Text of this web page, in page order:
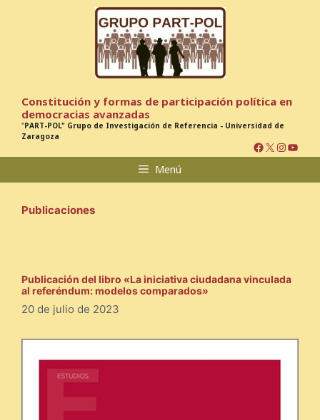
Constitución y formas de participación política en
democracias avanzadas
"PART-POL" Grupo de Investigación de Referencia - Universidad de
Zaragoza
Facebook
X
Menú
Publicaciones
Publicación del libro «La iniciativa ciudadana vinculada
al referéndum: modelos comparados»
20 de julio de 2023